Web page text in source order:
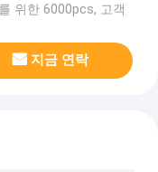
위한 6000pcs, 고객
지금 연락